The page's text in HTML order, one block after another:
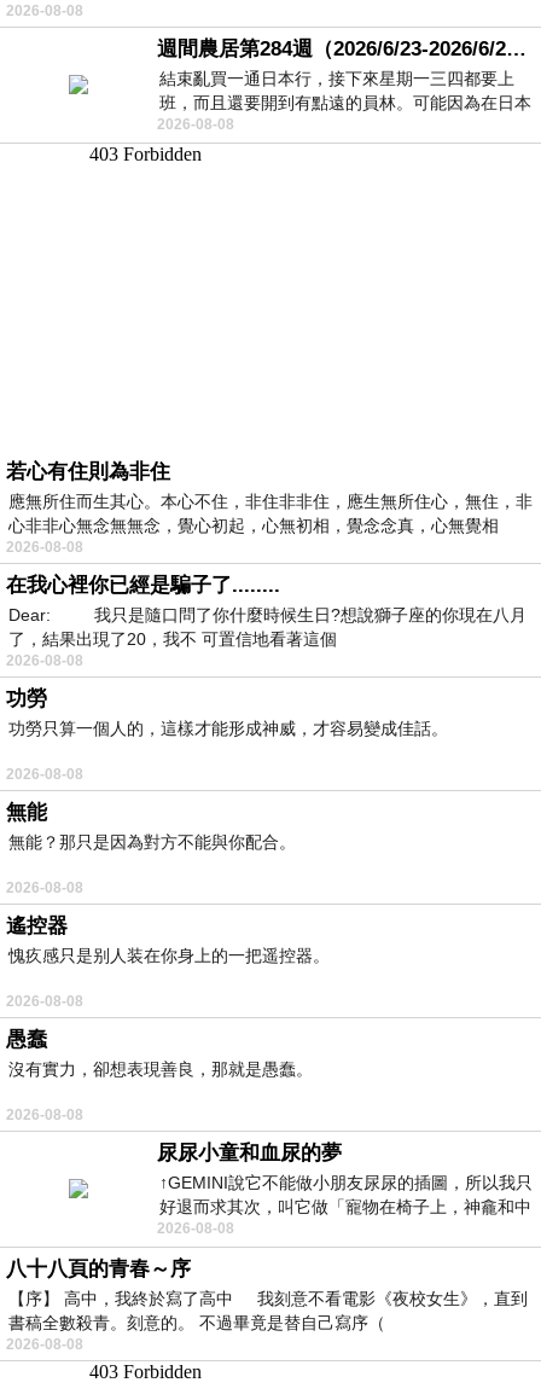
2026-08-08
週間農居第284週（2026/6/23-2026/6/24) 夏至 金黃稻浪洋溢豐收喜悅
結束亂買一通日本行，接下來星期一三四都要上
班，而且還要開到有點遠的員林。可能因為在日本
花不少錢，星期一出門上班時，心裡沒有一
2026-08-08
若心有住則為非住
應無所住而生其心。本心不住，非住非非住，應生無所住心，無住，非
心非非心無念無無念，覺心初起，心無初相，覺念念真，心無覺相
2026-08-08
在我心裡你已經是騙子了........
Dear: 我只是隨口問了你什麼時候生日?想說獅子座的你現在八月
了，結果出現了20，我不 可置信地看著這個
2026-08-08
功勞
功勞只算一個人的，這樣才能形成神威，才容易變成佳話。
2026-08-08
無能
無能？那只是因為對方不能與你配合。
2026-08-08
遙控器
愧疚感只是别人装在你身上的一把遥控器。
2026-08-08
愚蠢
沒有實力，卻想表現善良，那就是愚蠢。
2026-08-08
尿尿小童和血尿的夢
↑GEMINI說它不能做小朋友尿尿的插圖，所以我只
好退而求其次，叫它做「寵物在椅子上，神龕和中
年人臉孔」的畫了。 六月底
2026-08-08
八十八頁的青春～序
【序】 高中，我終於寫了高中 我刻意不看電影《夜校女生》，直到
書稿全數殺青。刻意的。 不過畢竟是替自己寫序（
2026-08-08